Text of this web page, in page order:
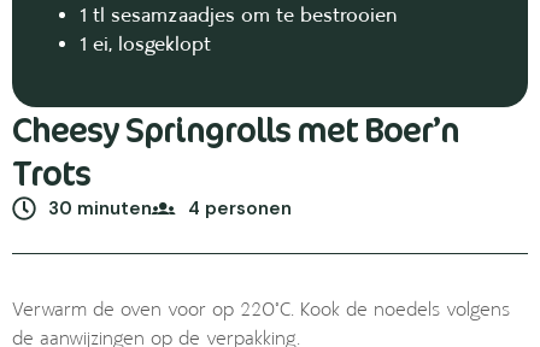
1 tl sesamzaadjes om te bestrooien
1 ei, losgeklopt
Cheesy Springrolls met Boer’n
Trots
30 minuten 4 personen
Verwarm de oven voor op 220˚C. Kook de noedels volgens
de aanwijzingen op de verpakking.